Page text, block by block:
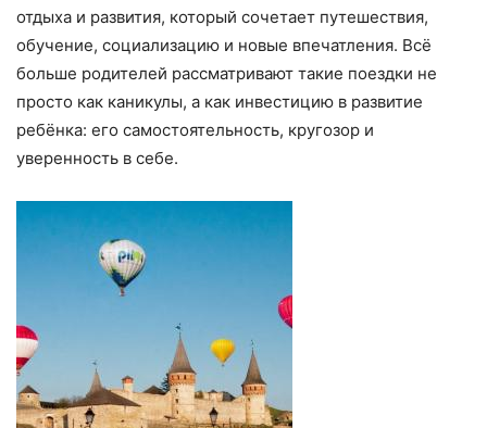
отдыха и развития, который сочетает путешествия,
обучение, социализацию и новые впечатления. Всё
больше родителей рассматривают такие поездки не
просто как каникулы, а как инвестицию в развитие
ребёнка: его самостоятельность, кругозор и
уверенность в себе.